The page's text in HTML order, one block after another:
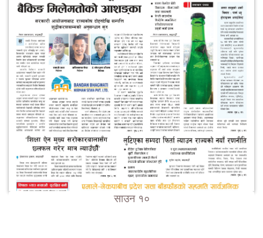
साउन १०